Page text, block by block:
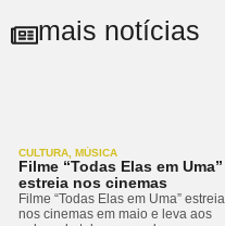
mais notícias
CULTURA MÚSICA
Filme “Todas Elas em Uma”
estreia nos cinemas
Filme “Todas Elas em Uma” estreia
nos cinemas em maio e leva aos